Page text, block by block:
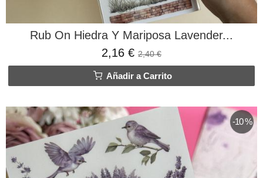
Rub On Hiedra Y Mariposa Lavender...
2,16 € 2,40 €
Añadir a Carrito
-10 %